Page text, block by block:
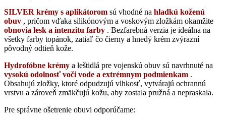
SILVER krémy s aplikátorom sú vhodné na hladkú koženú
obuv , pričom vďaka silikónovým a voskovým zložkám okamžite
obnovia lesk a intenzitu farby . Bezfarebná verzia je ideálna na
všetky farby topánok, zatiaľ čo čierny a hnedý krém zvýrazní
pôvodný odtieň kože.
Hydrofóbne krémy a leštidlá pre vojenskú obuv sú navrhnuté na
vysokú odolnosť voči vode a extrémnym podmienkam .
Obsahujú zložky, ktoré odpudzujú vlhkosť, vytvárajú ochrannú
vrstvu a zároveň zmäkčujú kožu, aby zostala pružná a nepraskala.
Pre správne ošetrenie obuvi odporúčame: